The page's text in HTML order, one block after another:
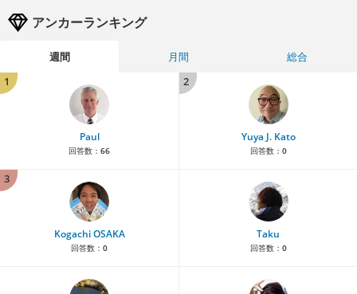
アンカーランキング
週間 月間
総合
1
Paul
回答数： 66
2
Yuya J. Kato
回答数： 0
3
Kogachi OSAKA
回答数： 0
Taku
回答数： 0